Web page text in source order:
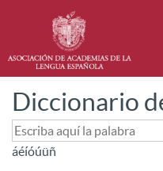
Diccionario
áéíóúüñ